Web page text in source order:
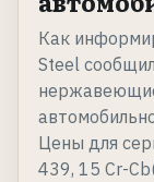
Как
Steel
Цены для
439, 15 Cr-